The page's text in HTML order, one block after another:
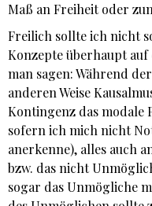
Maß an Freiheit oder
Freilich sollte ich nicht
Konzepte überhaupt
man sagen: Während
anderen Weise
Kontingenz das modale
sofern ich mich nicht
anerkenne), alles auch
bzw. das nicht
sogar das Unmögliche